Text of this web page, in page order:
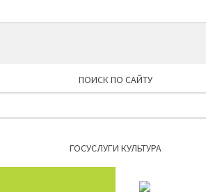
ПОИСК ПО САЙТУ
ГОСУСЛУГИ КУЛЬТУРА